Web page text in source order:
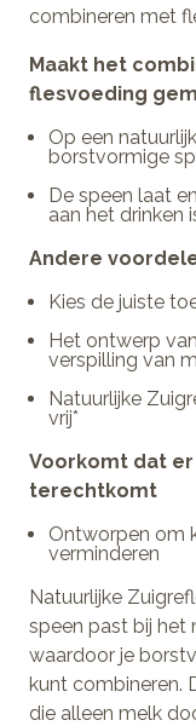
combineren met
Maakt het
flesvoeding
Op een
borstvormige
De speen laat
aan het drinken
Andere
Kies de juiste
Het ontwerp
verspilling van
Natuurlijke
vrij*
Voorkomt dat
terechtkomt
Ontworpen om
verminderen
Natuurlijke
speen past bij het
waardoor je
kunt combineren.
die alleen melk